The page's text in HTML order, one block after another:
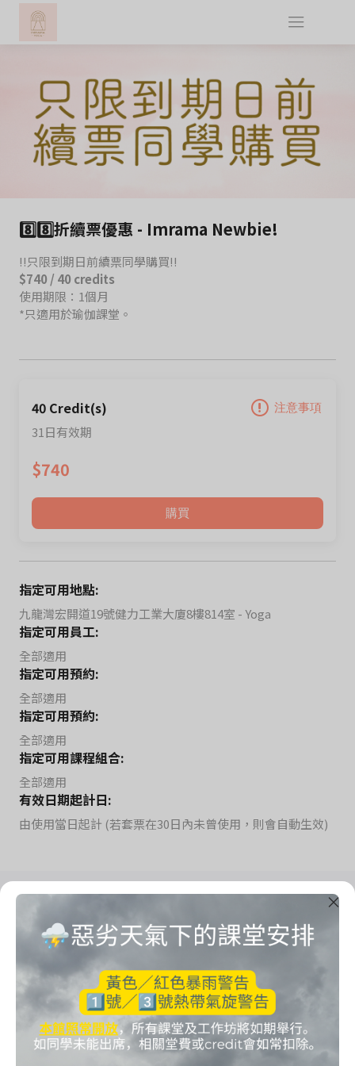
8️⃣8️⃣折續票優惠 - Imrama Newbie!
‼️只限到期日前續票同學購買‼️
$740 / 40 credits
使用期限：1個月
*只適用於瑜伽課堂。
40 Credit(s) 注意事項
31日有效期
$740
購買
指定可用地點:
九龍灣宏開道19號健力工業大廈8樓814室 - Yoga
指定可用員工:
全部適用
指定可用預約:
全部適用
指定可用預約:
全部適用
指定可用課程組合:
全部適用
有效日期起計日:
由使用當日起計 (若套票在30日內未曾使用，則會自動生效)
Imrama Yoga Studio
把心思留給自己
Start your imrama here.
聯絡方法
電話: 65125032
電郵: imramastudio@gmail.com
地址: 九龍灣宏開道19號健力工業大廈8樓814室